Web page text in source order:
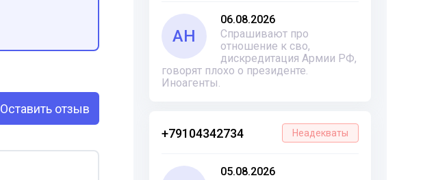
АН
06.08.2026
Спрашивают про
отношение к сво,
дискредитация Армии РФ,
говорят плохо о президенте.
Иноагенты.
+79104342734 Неадекваты
05.08.2026
Оставить отзыв